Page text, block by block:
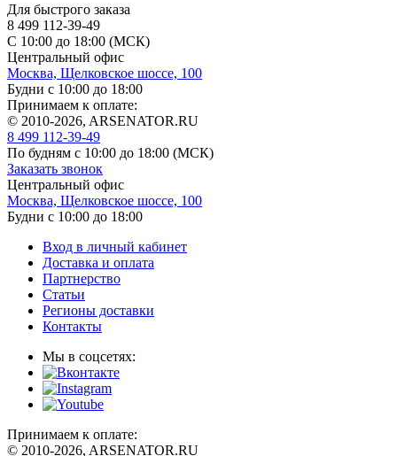
Для быстрого заказа
8 499 112-39-49
С 10:00 до 18:00 (МСК)
Центральный офис
Москва, Щелковское шоссе, 100
Будни с 10:00 до 18:00
Принимаем к оплате:
© 2010-2026, ARSENATOR.RU
8 499 112-39-49
По будням с 10:00 до 18:00 (МСК)
Заказать звонок
Центральный офис
Москва, Щелковское шоссе, 100
Будни с 10:00 до 18:00
Вход в личный кабинет
Доставка и оплата
Партнерство
Статьи
Регионы доставки
Контакты
Мы в соцсетях:
Принимаем к оплате:
© 2010-2026, ARSENATOR.RU